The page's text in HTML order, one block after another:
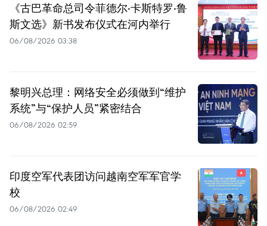
《古巴革命总司令菲德尔·卡斯特罗·鲁
斯文选》新书发布仪式在河内举行
06/08/2026 03:38
黎明兴总理：网络安全必须做到“维护
系统”与“保护人员”紧密结合
06/08/2026 02:59
印度空军代表团访问越南空军军官学
校
06/08/2026 02:49